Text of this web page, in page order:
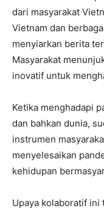
dari masyarakat
Vietnam dan
menyiarkan berita
Masyarakat
inovatif untuk
Ketika menghadapi
dan bahkan dunia,
instrumen
menyelesaikan
kehidupan
Upaya kolaboratif